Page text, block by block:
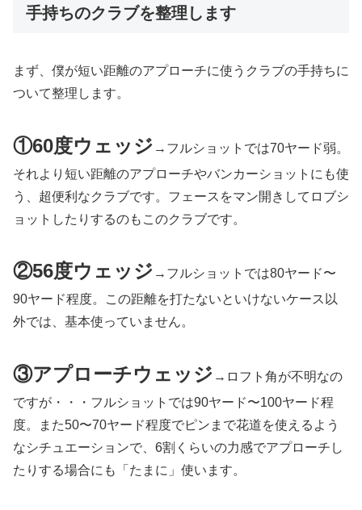
手持ちのクラブを整理します
まず、僕が短い距離のアプローチに使うクラブの手持ちに
ついて整理します。
①60度ウェッジ →フルショットでは70ヤード弱。
それより短い距離のアプローチやバンカーショットにも使
う、超便利なクラブです。フェースをマン開きしてロブシ
ョットしたりするのもこのクラブです。
②56度ウェッジ →フルショットでは80ヤード〜
90ヤード程度。この距離を打たないといけないケース以
外では、基本使っていません。
③アプローチウェッジ →ロフト角が不明なの
ですが・・・フルショットでは90ヤード〜100ヤード程
度。また50〜70ヤード程度でピンまで花道を使えるよう
なシチュエーションで、6割くらいの力感でアプローチし
たりする場合にも「たまに」使います。